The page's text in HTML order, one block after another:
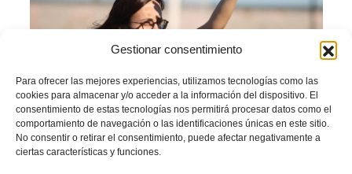
Gestionar consentimiento
Para ofrecer las mejores experiencias, utilizamos tecnologías como las
cookies para almacenar y/o acceder a la información del dispositivo. El
consentimiento de estas tecnologías nos permitirá procesar datos como el
comportamiento de navegación o las identificaciones únicas en este sitio.
No consentir o retirar el consentimiento, puede afectar negativamente a
ciertas características y funciones.